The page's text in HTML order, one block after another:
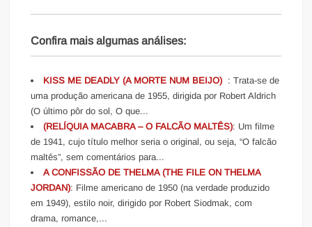
Confira mais algumas análises:
KISS ME DEADLY (A MORTE NUM BEIJO) : Trata-se de
uma produção americana de 1955, dirigida por Robert Aldrich
(O último pôr do sol, O que...
(RELÍQUIA MACABRA – O FALCÃO MALTÊS): Um filme
de 1941, cujo título melhor seria o original, ou seja, “O falcão
maltês”, sem comentários para...
A CONFISSÃO DE THELMA (THE FILE ON THELMA
JORDAN): Filme americano de 1950 (na verdade produzido
em 1949), estilo noir, dirigido por Robert Siodmak, com
drama, romance,...